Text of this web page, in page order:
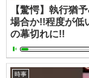
【驚愕】執行猶
場合か!!程度が低
の幕切れに!!
時事